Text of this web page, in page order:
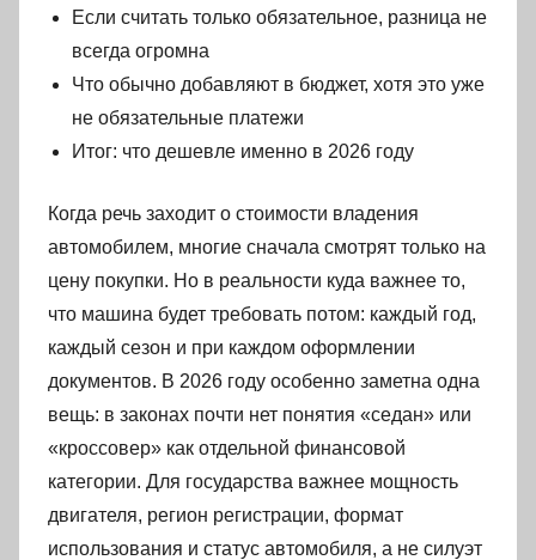
Если считать только обязательное, разница не
всегда огромна
Что обычно добавляют в бюджет, хотя это уже
не обязательные платежи
Итог: что дешевле именно в 2026 году
Когда речь заходит о стоимости владения
автомобилем, многие сначала смотрят только на
цену покупки. Но в реальности куда важнее то,
что машина будет требовать потом: каждый год,
каждый сезон и при каждом оформлении
документов. В 2026 году особенно заметна одна
вещь: в законах почти нет понятия «седан» или
«кроссовер» как отдельной финансовой
категории. Для государства важнее мощность
двигателя, регион регистрации, формат
использования и статус автомобиля, а не силуэт